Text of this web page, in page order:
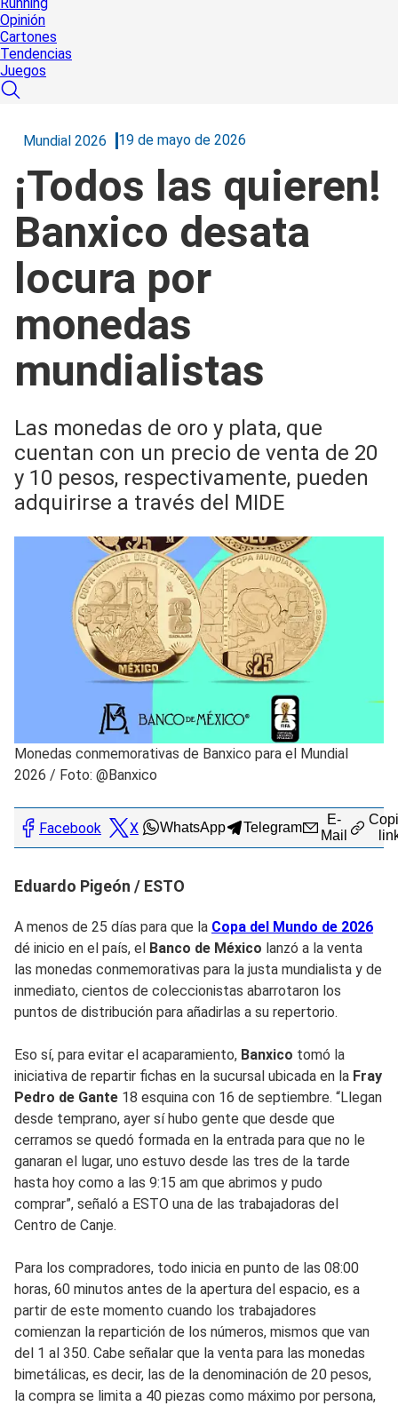
Opinión
Cartones
Tendencias
Juegos
Mundial 2026 19 de mayo de 2026
¡Todos las quieren!
Banxico desata
locura por
monedas
mundialistas
Las monedas de oro y plata, que
cuentan con un precio de venta de 20
y 10 pesos, respectivamente, pueden
adquirirse a través del MIDE
Monedas conmemorativas de Banxico para el Mundial
2026 / Foto: @Banxico
Facebook X WhatsApp Telegram
E-
Mail
Eduardo Pigeón / ESTO
A menos de 25 días para que la Copa del Mundo de 2026
dé inicio en el país, el Banco de México lanzó a la venta
las monedas conmemorativas para la justa mundialista y de
inmediato, cientos de coleccionistas abarrotaron los
puntos de distribución para añadirlas a su repertorio.
Eso sí, para evitar el acaparamiento, Banxico tomó la
iniciativa de repartir fichas en la sucursal ubicada en la Fray
Pedro de Gante 18 esquina con 16 de septiembre. “Llegan
desde temprano, ayer sí hubo gente que desde que
cerramos se quedó formada en la entrada para que no le
ganaran el lugar, uno estuvo desde las tres de la tarde
hasta hoy como a las 9:15 am que abrimos y pudo
comprar”, señaló a ESTO una de las trabajadoras del
Centro de Canje.
Para los compradores, todo inicia en punto de las 08:00
horas, 60 minutos antes de la apertura del espacio, es a
partir de este momento cuando los trabajadores
comienzan la repartición de los números, mismos que van
del 1 al 350. Cabe señalar que la venta para las monedas
bimetálicas, es decir, las de la denominación de 20 pesos,
la compra se limita a 40 piezas como máximo por persona,